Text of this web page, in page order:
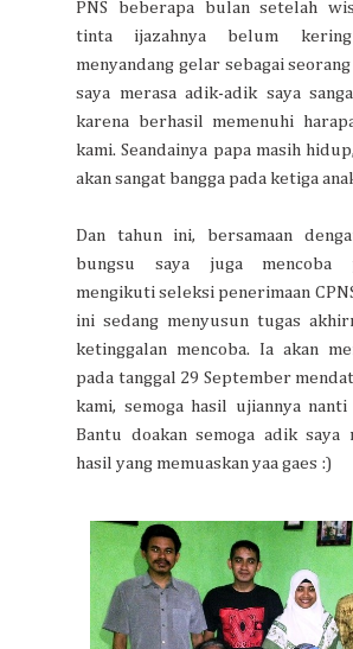
PNS beberapa bulan setelah
tinta ijazahnya belum
menyandang gelar sebagai seorang
saya merasa adik-adik saya
karena berhasil memenuhi
kami. Seandainya papa masih
akan sangat bangga pada ketiga
Dan tahun ini, bersamaan
bungsu saya juga mencoba
mengikuti seleksi penerimaan
ini sedang menyusun tugas
ketinggalan mencoba. Ia akan
pada tanggal 29 September
kami, semoga hasil ujiannya nanti
Bantu doakan semoga adik saya
hasil yang memuaskan yaa gaes :)